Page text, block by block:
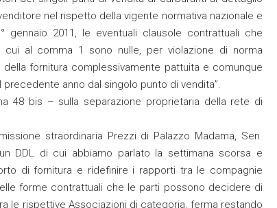
nel rispetto della vigente normativa nazionale e
gennaio 2011, le eventuali clausole contrattuali che
cui al comma 1 sono nulle, per violazione di norma
fornitura complessivamente pattuita e comunque
anno dal singolo punto di vendita”.
48 bis – sulla separazione proprietaria della rete di
straordinaria Prezzi di Palazzo Madama, Sen.
DDL di cui abbiamo parlato la settimana scorsa e
di fornitura e ridefinire i rapporti tra le compagnie
forme contrattuali che le parti possono decidere di
le rispettive Associazioni di categoria, ferma restando